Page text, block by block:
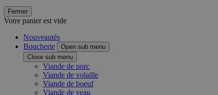
Fermer
Votre panier est vide
Nouveautés
Boucherie
Open sub menu
Close sub menu
Viande de porc
Viande de volaille
Viande de boeuf
Viande de veau